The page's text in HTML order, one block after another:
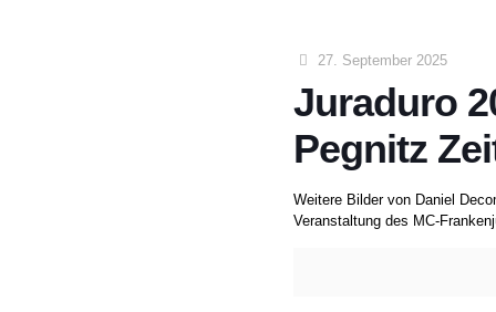
27. September 2025
Juraduro
Pegnitz
Weitere Bilder von Daniel
Veranstaltung des MC-